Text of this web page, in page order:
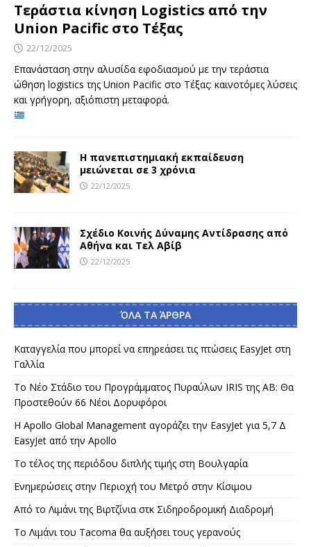
Τεράστια κίνηση Logistics από την
Union Pacific στο Τέξας
22/12/2025
Επανάσταση στην αλυσίδα εφοδιασμού με την τεράστια
ώθηση logistics της Union Pacific στο Τέξας: καινοτόμες λύσεις
και γρήγορη, αξιόπιστη μεταφορά.
Η πανεπιστημιακή εκπαίδευση
μειώνεται σε 3 χρόνια
22/12/2025
Σχέδιο Κοινής Δύναμης Αντίδρασης από
Αθήνα και Τελ Αβίβ
22/12/2025
ΌΛΑ ΤΑ ΆΡΘΡΑ
Καταγγελία που μπορεί να επηρεάσει τις πτώσεις EasyJet στη
Γαλλία
Το Νέο Στάδιο του Προγράμματος Πυραύλων IRIS της AB: Θα
Προστεθούν 66 Νέοι Δορυφόροι
Η Apollo Global Management αγοράζει την EasyJet για 5,7 Δ
EasyJet από την Apollo
Το τέλος της περιόδου διπλής τιμής στη Βουλγαρία
Ενημερώσεις στην Περιοχή του Μετρό στην Κίσιμου
Από το Λιμάνι της Βιρτζίνια στκ Σιδηροδρομική Διαδρομή
Το Λιμάνι του Tacoma θα αυξήσει τους γερανούς